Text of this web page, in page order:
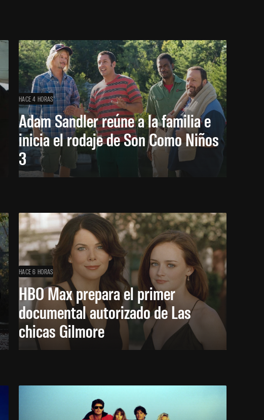
HACE 4 HORAS
Adam Sandler reúne a la familia e
inicia el rodaje de Son Como Niños
3
HACE 6 HORAS
HBO Max prepara el primer
documental autorizado de Las
chicas Gilmore